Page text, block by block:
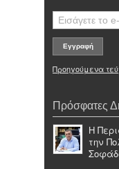
Προηγούμενα
Πρόσφατες
Η
την